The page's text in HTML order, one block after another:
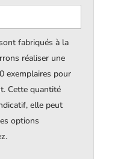
fabriqués à la
réaliser une
exemplaires pour
Cette quantité
elle peut
options